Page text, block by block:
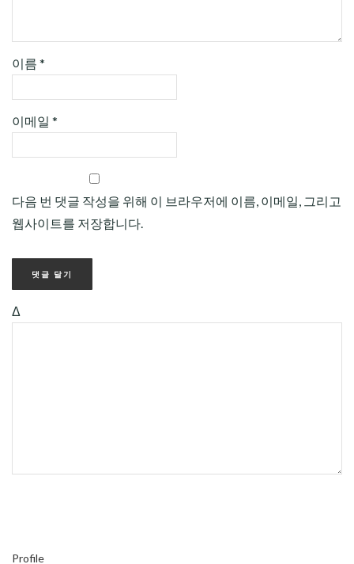
이름 *
이메일 *
다음 번 댓글 작성을 위해 이 브라우저에 이름, 이메일, 그리고
웹사이트를 저장합니다.
Δ
Profile